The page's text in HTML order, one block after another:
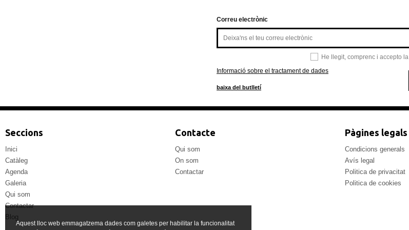
Correu electrònic
He llegit, comprenc i accepto la
Informació sobre el tractament de dades
baixa del butlletí
Seccions
Inici
Catàleg
Agenda
Galeria
Qui som
Contactar
Blog
Contacte
Qui som
On som
Contactar
Pàgines legals
Condicions generals
Avís legal
Politica de privacitat
Politica de cookies
Aquest lloc web emmagatzema dades com galetes per habilitar la funcionalitat